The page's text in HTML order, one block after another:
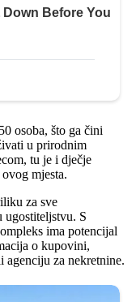
osoba, što ga čini
u prirodnim
tu je i dječje
mjesta.
za sve
ugostiteljstvu. S
ima potencijal
o kupovini,
za nekretnine.